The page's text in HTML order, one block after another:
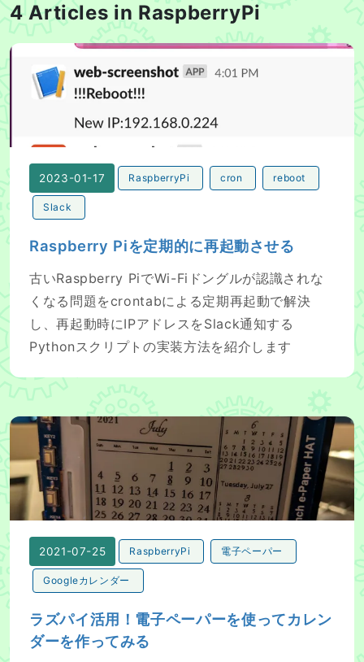
4 Articles in RaspberryPi
Raspberry Piを定期的に再起動させる
2023-01-17 RaspberryPi cron reboot
Slack
Raspberry Piを定期的に再起動させる
古いRaspberry PiでWi-Fiドングルが認識されな
くなる問題をcrontabによる定期再起動で解決
し、再起動時にIPアドレスをSlack通知する
Pythonスクリプトの実装方法を紹介します
ラズパイ活用！電子ペーパーを使ってカレンダーを作って
2021-07-25 RaspberryPi 電子ペーパー
Googleカレンダー
ラズパイ活用！電子ペーパーを使ってカレン
ダーを作ってみる